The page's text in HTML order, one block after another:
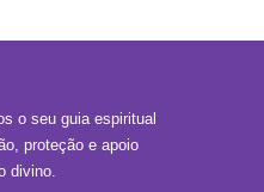
o seu guia espiritual
proteção e apoio
divino.